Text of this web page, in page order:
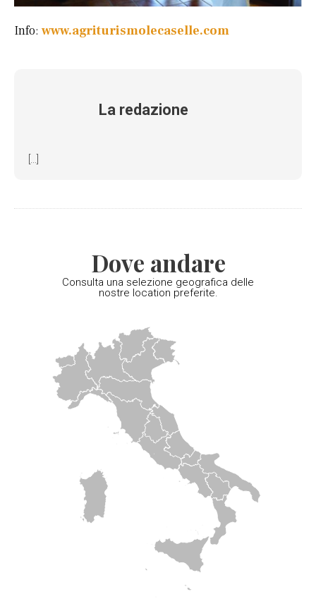
Info: www.agriturismolecaselle.com
La redazione
[...]
Dove andare
Consulta una selezione geografica delle
nostre location preferite.